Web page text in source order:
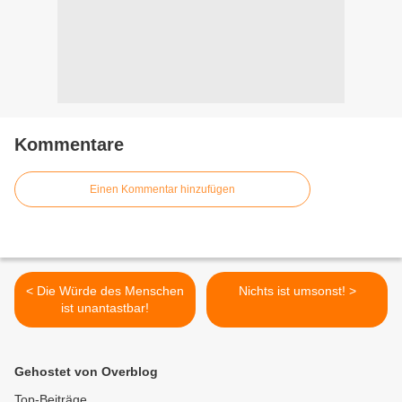
Kommentare
Einen Kommentar hinzufügen
< Die Würde des Menschen
ist unantastbar!
Nichts ist umsonst! >
Gehostet von Overblog